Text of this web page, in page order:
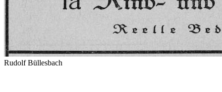
Rudolf Büllesbach